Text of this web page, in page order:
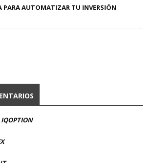
PARA AUTOMATIZAR TU INVERSIÓN
IQOPTION